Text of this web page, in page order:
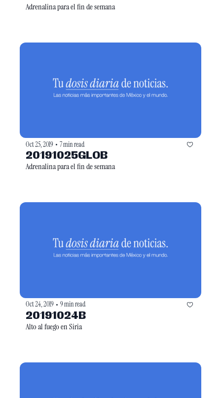
Adrenalina para el fin de semana
Oct 25, 2019 • 7 min read
20191025GLOB
Adrenalina para el fin de semana
Oct 24, 2019 • 9 min read
20191024B
Alto al fuego en Siria